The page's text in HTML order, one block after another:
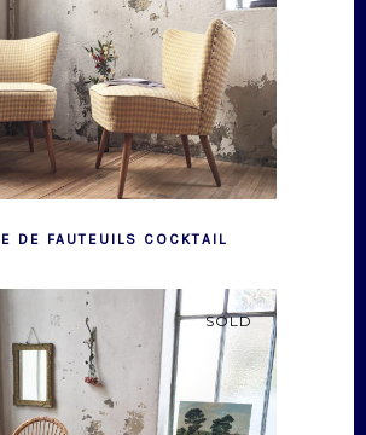
DE FAUTEUILS COCKTAIL
SOLD